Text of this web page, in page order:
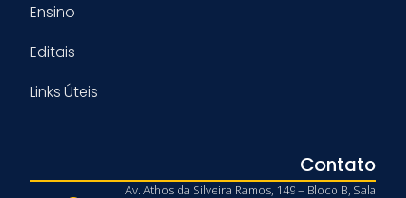
Ensino
Editais
Links Úteis
Contato
Av. Athos da Silveira Ramos, 149 – Bloco B, Sala